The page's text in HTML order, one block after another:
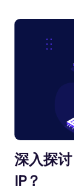
深入探
IP？